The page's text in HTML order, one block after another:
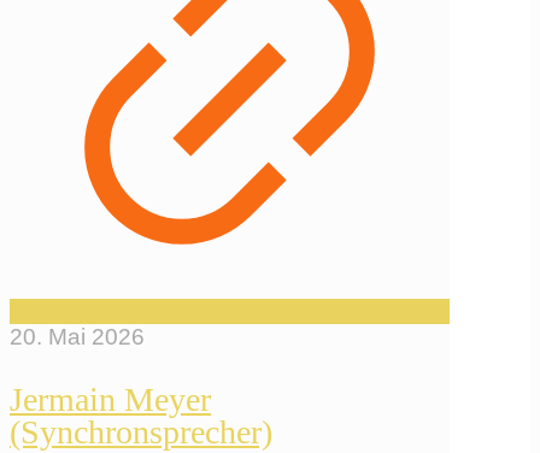
20. Mai 2026
Jermain Meyer
(Synchronsprecher)